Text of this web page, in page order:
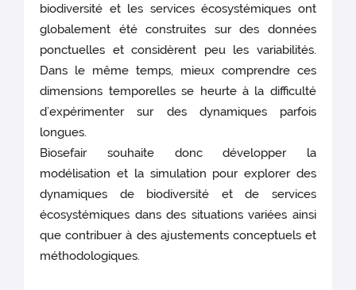
biodiversité et les services écosystémiques ont
globalement été construites sur des données
ponctuelles et considèrent peu les variabilités.
Dans le même temps, mieux comprendre ces
dimensions temporelles se heurte à la difficulté
d’expérimenter sur des dynamiques parfois
longues.
Biosefair souhaite donc développer la
modélisation et la simulation pour explorer des
dynamiques de biodiversité et de services
écosystémiques dans des situations variées ainsi
que contribuer à des ajustements conceptuels et
méthodologiques.